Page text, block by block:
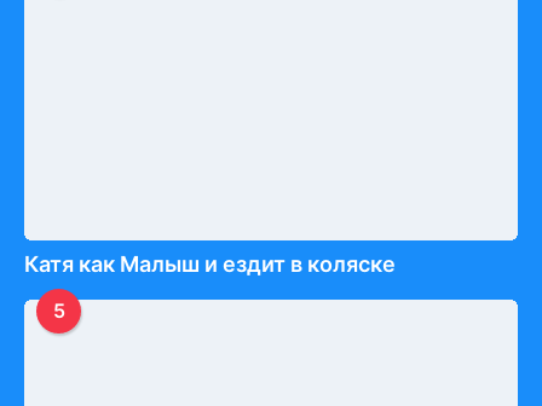
Катя как Малыш и ездит в коляске
5